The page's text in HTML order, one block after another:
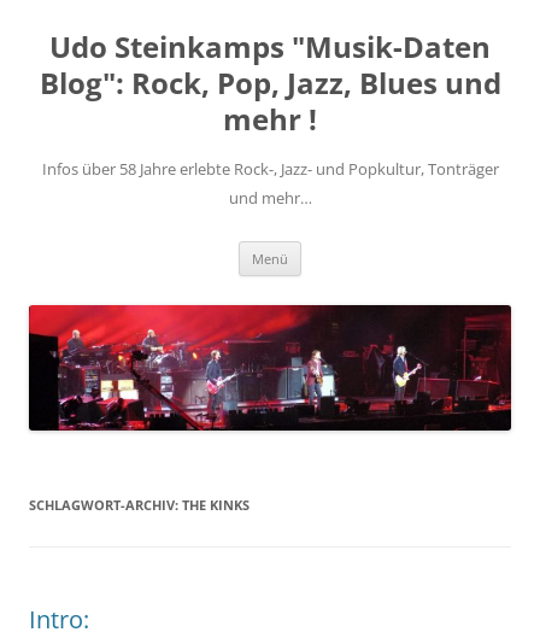
springen
Udo Steinkamps "Musik-Daten
Blog": Rock, Pop, Jazz, Blues und
mehr !
Infos über 58 Jahre erlebte Rock-, Jazz- und Popkultur, Tonträger
und mehr…
Menü
SCHLAGWORT-ARCHIV: THE KINKS
Intro: